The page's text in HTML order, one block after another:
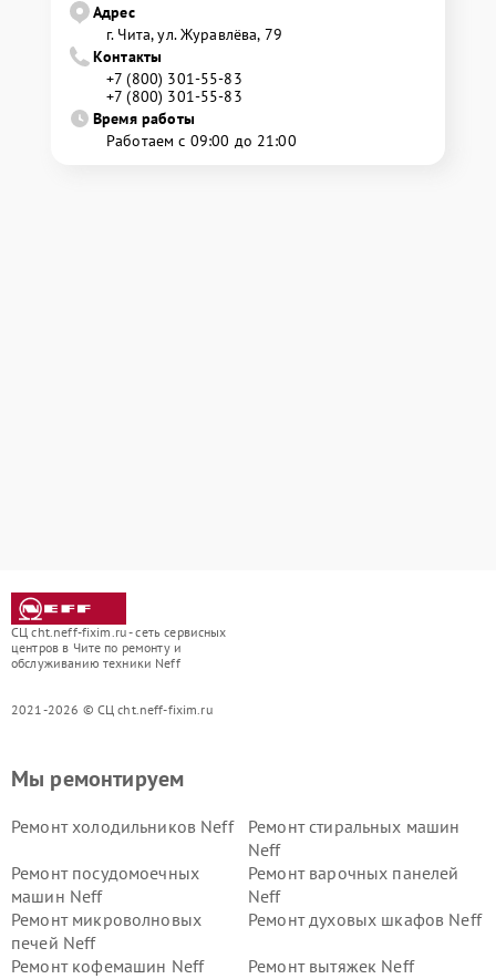
Адрес
г. Чита, ул. Журавлёва, 79
Контакты
+7 (800) 301-55-83
+7 (800) 301-55-83
Время работы
Работаем с 09:00 до 21:00
СЦ cht.neff-fixim.ru - сеть сервисных
центров в Чите по ремонту и
обслуживанию техники Neff
2021-2026 © СЦ cht.neff-fixim.ru
Мы ремонтируем
Ремонт холодильников Neff
Ремонт стиральных машин
Neff
Ремонт посудомоечных
машин Neff
Ремонт варочных панелей
Neff
Ремонт микроволновых
печей Neff
Ремонт духовых шкафов Neff
Ремонт кофемашин Neff Ремонт вытяжек Neff